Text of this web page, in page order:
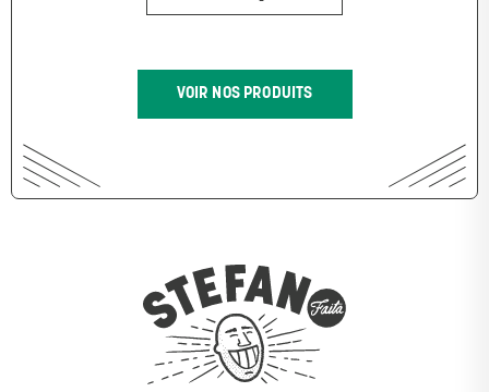
VOIR NOS PRODUITS